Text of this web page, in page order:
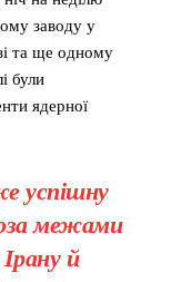
заводу у
та ще одному
були
ядерної
успішну
межами
й